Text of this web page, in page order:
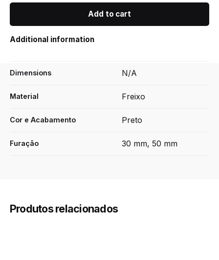
Freixo
Preto
quantity
Add to cart
Additional information
Dimensions N/A
Material Freixo
Cor e Acabamento Preto
Furação 30 mm, 50 mm
Produtos relacionados